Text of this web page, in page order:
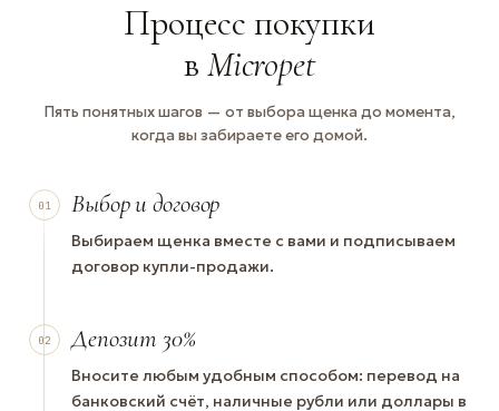
Процесс покупки
в Micropet
Пять понятных шагов — от выбора щенка до момента,
когда вы забираете его домой.
01 Выбор и договор
Выбираем щенка вместе с вами и подписываем
договор купли-продажи.
02 Депозит 30%
Вносите любым удобным способом: перевод на
банковский счёт, наличные рубли или доллары в